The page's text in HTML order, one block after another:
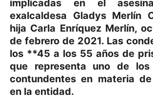
implicadas en el
exalcaldesa Gladys Merlín
hija Carla Enríquez Merlín,
de febrero de 2021. Las
los **45 a los 55 años de
que representa uno de
contundentes en materia
en la entidad.